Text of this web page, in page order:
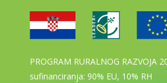
PROGRAM RURALNOG RAZVOJA
sufinanciranja: 90% EU, 10% RH